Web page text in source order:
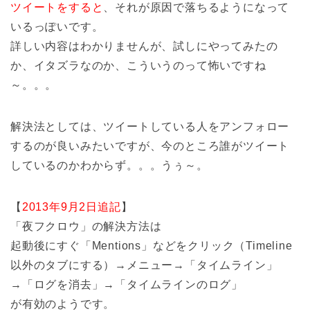
ツイートをすると
、それが原因で落ちるようになって
いるっぽいです。
詳しい内容はわかりませんが、試しにやってみたの
か、イタズラなのか、こういうのって怖いですね
～。。。
解決法としては、ツイートしている人をアンフォロー
するのが良いみたいですが、今のところ誰がツイート
しているのかわからず。。。うぅ～。
【 2013年9月2日追記 】
「夜フクロウ」の解決方法は
起動後にすぐ「Mentions」などをクリック（Timeline
以外のタブにする）→メニュー→「タイムライン」
→「ログを消去」→「タイムラインのログ」
が有効のようです。